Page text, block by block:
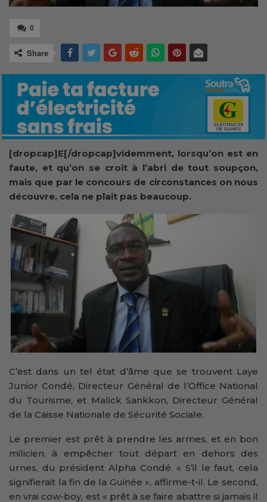
0
Share
[dropcap]E[/dropcap]videmment, lorsqu’on est en
faute, et qu’on se croit à l’abri de tout soupçon,
mais que par le concours de circonstances on nous
découvre, cela ne plait pas beaucoup.
C’est dans un tel état d’âme que se trouvent Laye
Junior Condé, Directeur Général de l’Office National
du Tourisme, et Malick Sankkon, Directeur Général
de la Caisse Nationale de Sécurité Sociale.
Le premier est prêt à prendre les armes, et en bon
milicien, à empêcher tout départ en dehors des
urnes, du président Alpha Condé. « S’il le faut, cela
signifierait la fin de la Guinée », affirme-t-il. Le second,
en vrai cow-boy, est « prêt à se faire abattre si jamais il